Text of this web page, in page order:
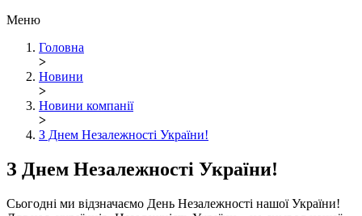
Меню
Головна
>
Новини
>
Новини компанії
>
З Днем Незалежності України!
З Днем Незалежності України!
Сьогодні ми відзначаємо День Незалежності нашої України!